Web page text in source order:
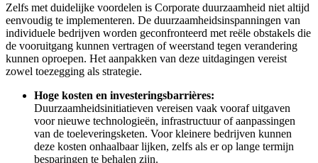
Zelfs met duidelijke voordelen is Corporate duurzaamheid niet altijd
eenvoudig te implementeren. De duurzaamheidsinspanningen van
individuele bedrijven worden geconfronteerd met reële obstakels die
de vooruitgang kunnen vertragen of weerstand tegen verandering
kunnen oproepen. Het aanpakken van deze uitdagingen vereist
zowel toezegging als strategie.
Hoge kosten en investeringsbarrières:
Duurzaamheidsinitiatieven vereisen vaak vooraf uitgaven
voor nieuwe technologieën, infrastructuur of aanpassingen
van de toeleveringsketen. Voor kleinere bedrijven kunnen
deze kosten onhaalbaar lijken, zelfs als er op lange termijn
besparingen te behalen zijn.